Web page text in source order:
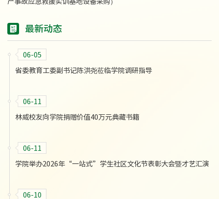
最新动态
06-05
省委教育工委副书记陈洪尧莅临学院调研指导
06-11
林威校友向学院捐赠价值40万元典藏书籍
06-11
学院举办2026年“一站式”学生社区文化节表彰大会暨才艺汇演
06-10